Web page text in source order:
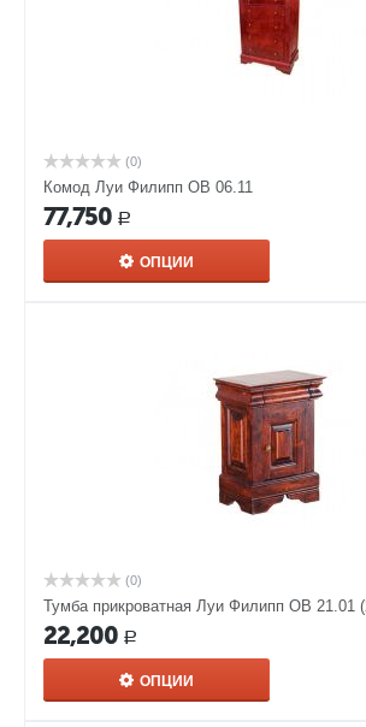
(0)
Комод Луи Филипп ОВ 06.11
77,750 Р
ОПЦИИ
(0)
Тумба прикроватная Луи Филипп ОВ 21.01
22,200 Р
ОПЦИИ